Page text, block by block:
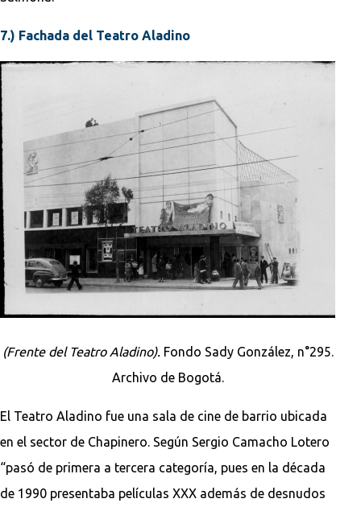
7.) Fachada del Teatro Aladino
(Frente del Teatro Aladino).Fondo Sady González, n°295.
Archivo de Bogotá.
El Teatro Aladino fue una sala de cine de barrio ubicada
en el sector de Chapinero. Según Sergio Camacho Lotero
“pasó de primera a tercera categoría, pues en la década
de 1990 presentaba películas XXX además de desnudos